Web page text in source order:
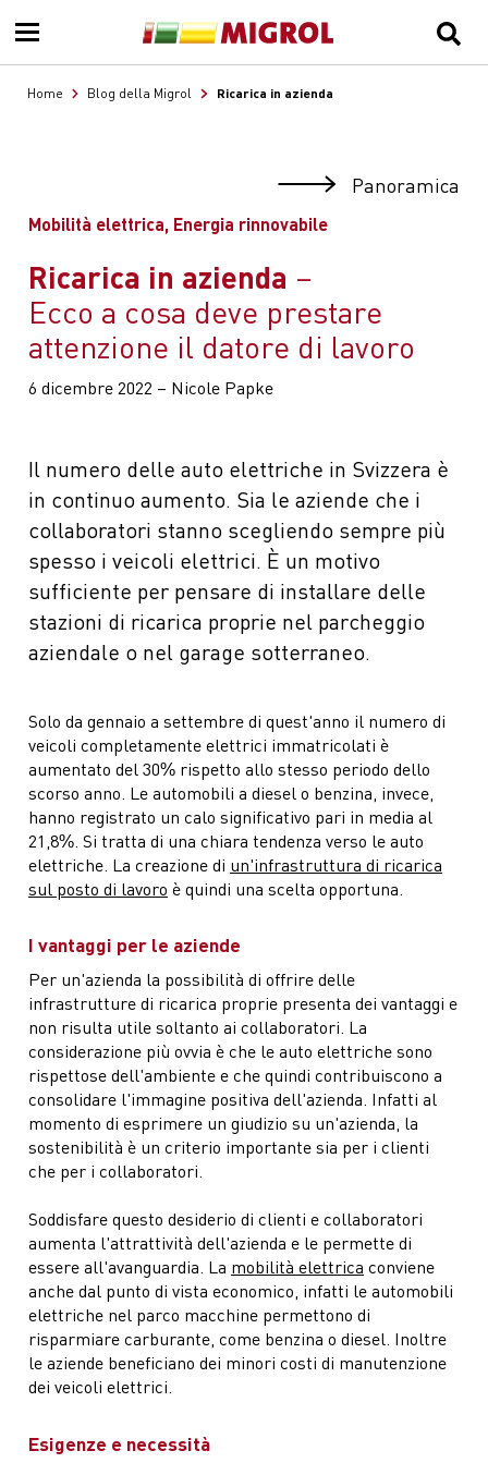
Home Blog della Migrol Ricarica in azienda
Panoramica
Mobilità elettrica, Energia rinnovabile
Ricarica in azienda
Ecco a cosa deve prestare
attenzione il datore di lavoro
6 dicembre 2022 – Nicole Papke
Il numero delle auto elettriche in Svizzera è
in continuo aumento. Sia le aziende che i
collaboratori stanno scegliendo sempre più
spesso i veicoli elettrici. È un motivo
sufficiente per pensare di installare delle
stazioni di ricarica proprie nel parcheggio
aziendale o nel garage sotterraneo.
Solo da gennaio a settembre di quest'anno il numero di
veicoli completamente elettrici immatricolati è
aumentato del 30% rispetto allo stesso periodo dello
scorso anno. Le automobili a diesel o benzina, invece,
hanno registrato un calo significativo pari in media al
21,8%. Si tratta di una chiara tendenza verso le auto
elettriche. La creazione di un'infrastruttura di ricarica
sul posto di lavoro è quindi una scelta opportuna.
I vantaggi per le aziende
Per un'azienda la possibilità di offrire delle
infrastrutture di ricarica proprie presenta dei vantaggi e
non risulta utile soltanto ai collaboratori. La
considerazione più ovvia è che le auto elettriche sono
rispettose dell'ambiente e che quindi contribuiscono a
consolidare l'immagine positiva dell'azienda. Infatti al
momento di esprimere un giudizio su un'azienda, la
sostenibilità è un criterio importante sia per i clienti
che per i collaboratori.
Soddisfare questo desiderio di clienti e collaboratori
aumenta l'attrattività dell'azienda e le permette di
essere all'avanguardia. La mobilità elettrica conviene
anche dal punto di vista economico, infatti le automobili
elettriche nel parco macchine permettono di
risparmiare carburante, come benzina o diesel. Inoltre
le aziende beneficiano dei minori costi di manutenzione
dei veicoli elettrici.
Esigenze e necessità